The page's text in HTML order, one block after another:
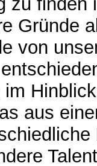
Gründe
von
im
aus